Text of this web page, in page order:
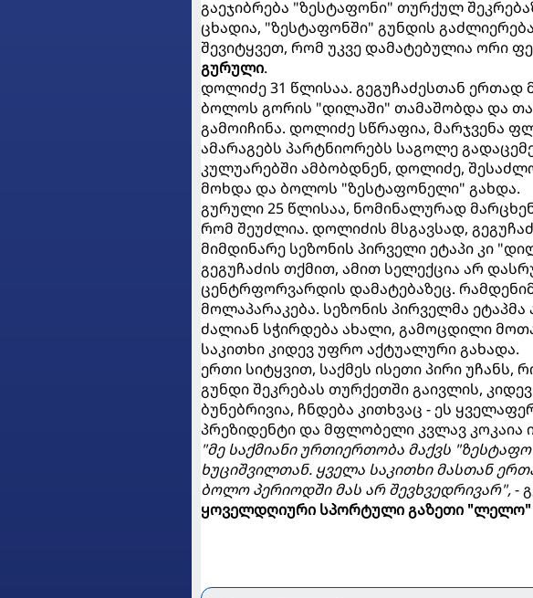
გაეჯიბრება "ზესტაფონი" თურქულ
ცხადია, "ზესტაფონში" გუნდის
შევიტყვეთ, რომ უკვე დამატებულია ორი
გურული.
დოლიძე 31 წლისაა. გეგუჩაძესთან ერთად
ბოლოს გორის "დილაში" თამაშობდა და
გამოიჩინა. დოლიძე სწრაფია, მარჯვენა
ამარაგებს პარტნიორებს საგოლე
კულუარებში ამბობდნენ, დოლიძე,
მოხდა და ბოლოს "ზესტაფონელი" გახდა.
გურული 25 წლისაა, ნომინალურად
რომ შეუძლია. დოლიძის მსგავსად,
მიმდინარე სეზონის პირველი ეტაპი კი
გეგუჩაძის თქმით, ამით სელექცია არ
ცენტრფორვარდის დამატებაზეც.
მოლაპარაკება. სეზონის პირველმა
ძალიან სჭირდება ახალი, გამოცდილი
საკითხი კიდევ უფრო აქტუალური გახადა.
ერთი სიტყვით, საქმეს ისეთი პირი უჩანს,
გუნდი შეკრებას თურქეთში გაივლის,
ბუნებრივია, ჩნდება კითხვაც - ეს
პრეზიდენტი და მფლობელი კვლავ კოკაია
"მე საქმიანი ურთიერთობა მაქვს
ხუციშვილთან. ყველა საკითხი მასთან
ბოლო პერიოდში მას არ შევხვედრივარ",-
ყოველდღიური სპორტული გაზეთი "ლელო"